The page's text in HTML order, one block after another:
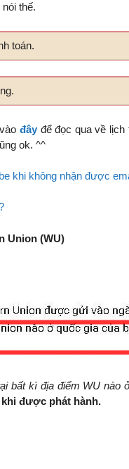
thế.
toán.
đây để đọc qua về lịch
ok. ^^
khi không nhận được
Union (WU)
bất kì địa điểm WU nào
khi được phát hành.